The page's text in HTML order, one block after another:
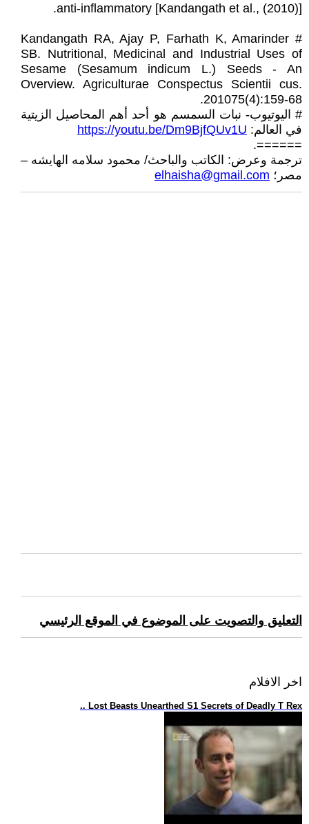
anti-inflammatory [Kandangath et al., (2010)].
# Kandangath RA, Ajay P, Farhath K, Amarinder
SB. Nutritional, Medicinal and Industrial Uses of
Sesame (Sesamum indicum L.) Seeds - An
Overview. Agriculturae Conspectus Scientii cus.
201075(4):159-68.
# اليوتيوب- نبات السمسم هو أحد أهم المحاصيل الزيتية
في العالم: https://youtu.be/Dm9BjfQUv1U
======.
ترجمة وعرض: الكاتب والباحث/ محمود سلامه الهايشه –
مصر؛ elhaisha@gmail.com
التعليق والتصويت على الموضوع في الموقع الرئيسي
اخر الافلام
.. Lost Beasts Unearthed S1 Secrets of Deadly T Rex